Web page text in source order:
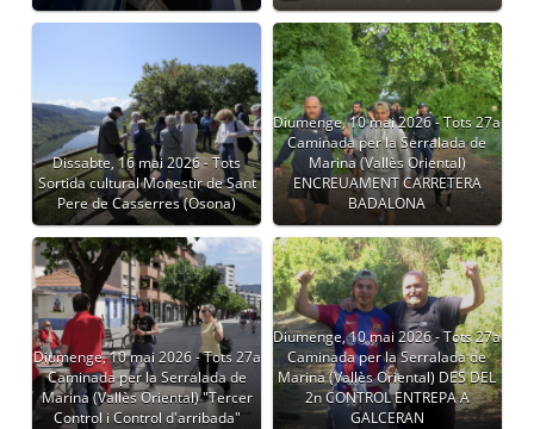
Dissabte, 16 mai 2026 - Tots
Sortida cultural Monestir de Sant
Pere de Casserres (Osona)
Diumenge, 10 mai 2026 - Tots 27a
Caminada per la Serralada de
Marina (Vallès Oriental)
ENCREUAMENT CARRETERA
BADALONA
Diumenge, 10 mai 2026 - Tots 27a
Caminada per la Serralada de
Marina (Vallès Oriental) "Tercer
Control i Control d'arribada"
Diumenge, 10 mai 2026 - Tots 27a
Caminada per la Serralada de
Marina (Vallès Oriental) DES DEL
2n CONTROL ENTREPA A
GALCERAN